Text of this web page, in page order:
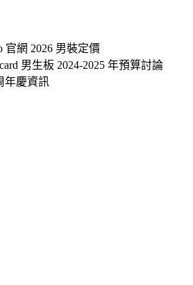
官網 2026 男裝定價
男生板 2024-2025 年預算討論
年慶資訊